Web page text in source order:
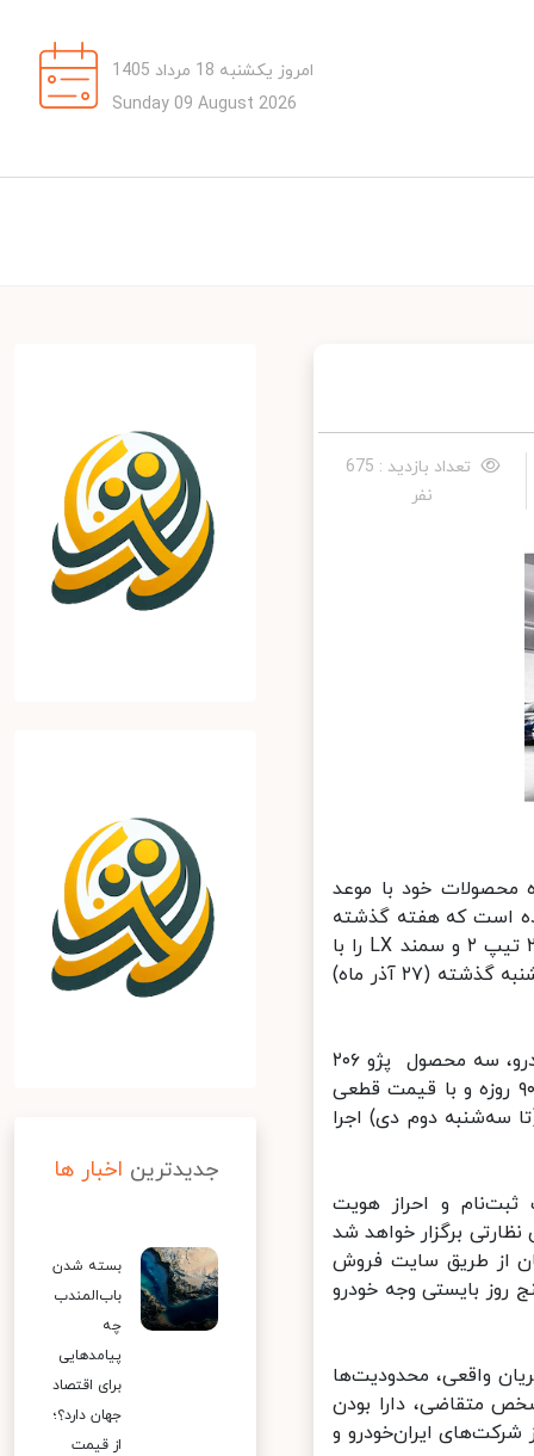
امروز یکشنبه 18 مرداد 1405
Sunday 09 August 2026
تعداد بازدید : 675
نفر
خود با موعد
درآورده است که هفته گذشته
(۲۴ آذرماه) ۲۰ هزار دستگاه خودرو شامل سه محصول پارس بنزینی، پژو ۲۰۶ تیپ ۲ و سمند LX را با
موعد تحویل شهریور تا آبان ماه ۱۴۰۰، پیش‌فروش و قرعه‌کشی آن‌ها را پنجشنبه گذشته (۲۷ آذر ماه)
در دهمین مرحله از طرح فروش فوق‌العاده محصولات گروه صنعتی ایران‌خودرو، سه محصول پژو ۲۰۶
تیپ ۲، پژو پارس بنزینی و پژو پارس با موتور TU۵ با موعد تحویل حداکثر ۹۰ روزه و با قیمت قطعی
سه‌شنبه دوم دی) اجرا
و احراز هویت
برگزار خواهد شد
از طریق سایت فروش
بایستی وجه خودرو
واقعی، محدودیت‌ها
متقاضی، دارا بودن
از شرکت‌های ایران‌خودرو و
جدیدترین اخبار ها
بسته شدن
باب‌المندب
چه
پیامدهایی
برای اقتصاد
جهان دارد؟؛
از قیمت